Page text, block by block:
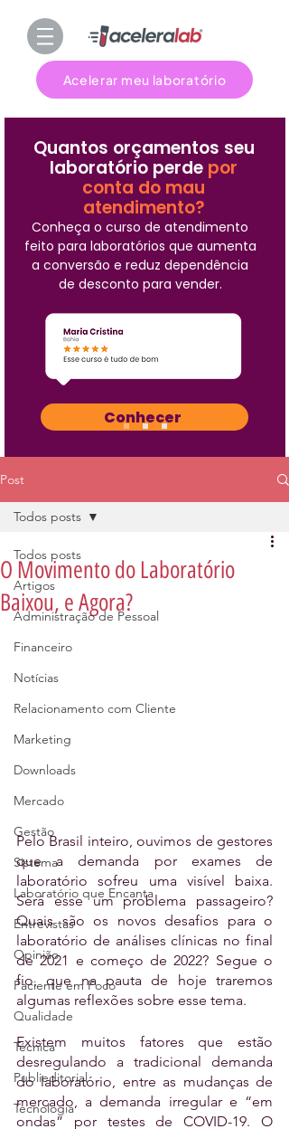
Acelerar meu laboratório
Quantos orçamentos seu
laboratório perde por
conta do mau
atendimento?
Conheça o curso de atendimento
feito para laboratórios que aumenta
a conversão e reduz dependência
de desconto para vender.
Conhecer
Post
Todos posts
Artigos
Administração de Pessoal
Financeiro
Notícias
Relacionamento com Cliente
Marketing
Downloads
Mercado
Gestão
Sistema
Laboratório que Encanta
Entrevistas
Opinião
Paciente em Foco
Qualidade
Técnica
Publieditorial
Tecnologia
Todos posts
O Movimento do Laboratório
Baixou, e Agora?
Pelo Brasil inteiro, ouvimos de gestores
que a demanda por exames de
laboratório sofreu uma visível baixa.
Será esse um problema passageiro?
Quais são os novos desafios para o
laboratório de análises clínicas no final
de 2021 e começo de 2022? Segue o
fio, que na pauta de hoje traremos
algumas reflexões sobre esse tema.
Existem muitos fatores que estão
desregulando a tradicional demanda
do laboratório, entre as mudanças de
mercado, a demanda irregular e “em
ondas” por testes de COVID-19. O